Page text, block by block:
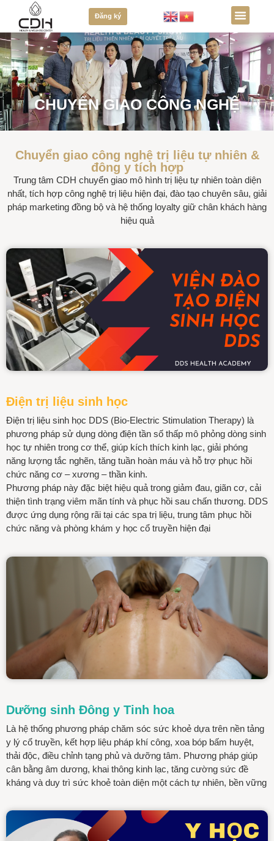
Đăng ký
CHUYỂN GIAO CÔNG NGHỆ
Chuyển giao công nghệ trị liệu tự nhiên &
đông y tích hợp
Trung tâm CDH chuyển giao mô hình trị liệu tự nhiên toàn diện
nhất, tích hợp công nghệ trị liệu hiện đại, đào tạo chuyên sâu, giải
pháp marketing đồng bộ và hệ thống loyalty giữ chân khách hàng
hiệu quả
Điện trị liệu sinh học
Điện trị liệu sinh học DDS (Bio-Electric Stimulation Therapy) là
phương pháp sử dụng dòng điện tần số thấp mô phỏng dòng sinh
học tự nhiên trong cơ thể, giúp kích thích kinh lạc, giải phóng
năng lượng tắc nghẽn, tăng tuần hoàn máu và hỗ trợ phục hồi
chức năng cơ – xương – thần kinh.
Phương pháp này đặc biệt hiệu quả trong giảm đau, giãn cơ, cải
thiện tình trạng viêm mãn tính và phục hồi sau chấn thương. DDS
được ứng dụng rộng rãi tại các spa trị liệu, trung tâm phục hồi
chức năng và phòng khám y học cổ truyền hiện đại
Dưỡng sinh Đông y Tinh hoa
Là hệ thống phương pháp chăm sóc sức khoẻ dựa trên nền tảng
y lý cổ truyền, kết hợp liệu pháp khí công, xoa bóp bấm huyệt,
thải độc, điều chỉnh tạng phủ và dưỡng tâm. Phương pháp giúp
cân bằng âm dương, khai thông kinh lạc, tăng cường sức đề
kháng và duy trì sức khoẻ toàn diện một cách tự nhiên, bền vững